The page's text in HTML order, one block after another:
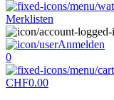
Merklisten
Anmelden
0
CHF0.00